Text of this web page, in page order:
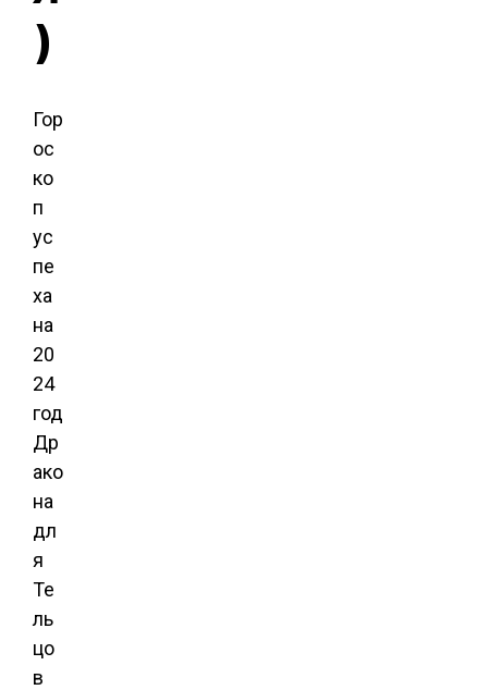
)
Гор
ос
ко
п
ус
пе
ха
на
20
24
год
Др
ако
на
дл
я
Те
ль
цо
в